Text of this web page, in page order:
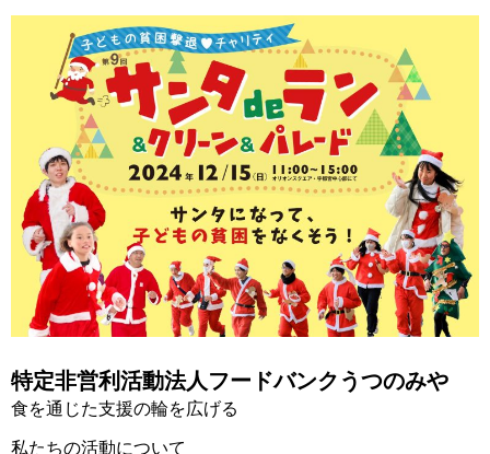
特定非営利活動法人フードバンクうつのみや
食を通じた支援の輪を広げる
私たちの活動について